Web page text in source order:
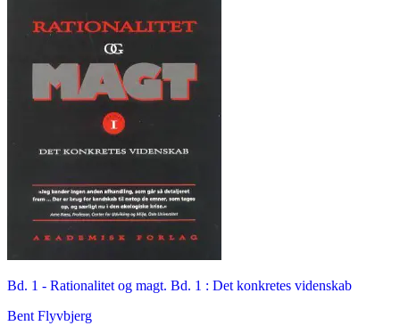
Bd. 1 - Rationalitet og magt. Bd. 1 : Det konkretes videnskab
Bent Flyvbjerg